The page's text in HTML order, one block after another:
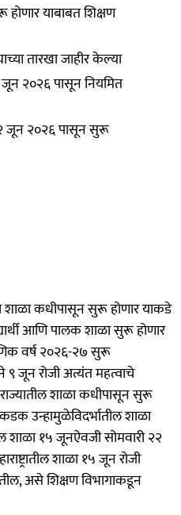
याबाबत शिक्षण
तारखा जाहीर केल्या
जून २०२६ पासून नियमित
जून २०२६ पासून सुरू
शाळा कधीपासून सुरू होणार याकडे
आणि पालक शाळा सुरू होणार
वर्ष २०२६-२७ सुरू
९ जून रोजी अत्यंत महत्वाचे
राज्यातील शाळा कधीपासून सुरू
उन्हामुळेविदर्भातील शाळा
शाळा १५ जूनऐवजी सोमवारी २२
शाळा १५ जून रोजी
असे शिक्षण विभागाकडून